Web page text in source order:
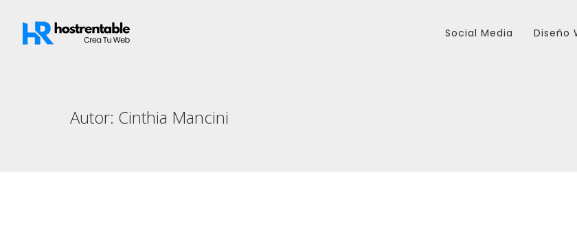
Social Media Diseño
Autor: Cinthia Mancini